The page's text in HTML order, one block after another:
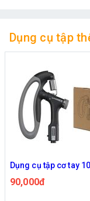
Dụng cụ tập
cụ tập cơ tay 100kg